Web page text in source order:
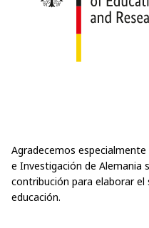
Agradecemos
e Investigación de Alemania
contribución para elaborar
educación.